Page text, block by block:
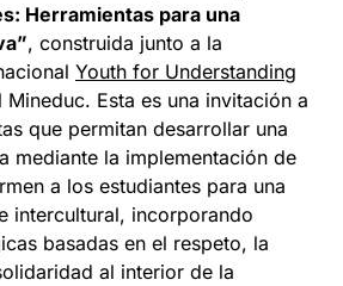
Herramientas para una
, construida junto a la
Youth for Understanding
Mineduc. Esta es una invitación a
que permitan desarrollar una
mediante la implementación de
a los estudiantes para una
intercultural, incorporando
basadas en el respeto, la
al interior de la